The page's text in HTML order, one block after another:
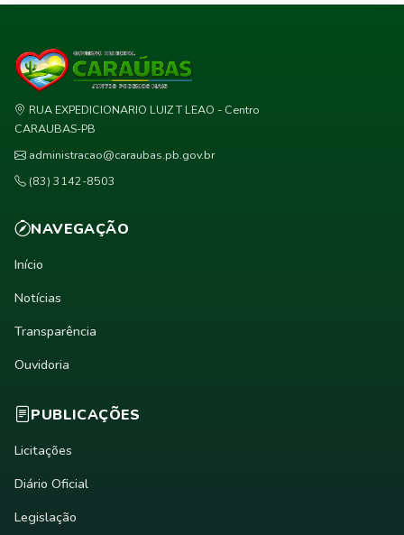
RUA EXPEDICIONARIO LUIZ T LEAO - Centro
CARAUBAS-PB
administracao@caraubas.pb.gov.br
(83) 3142-8503
NAVEGAÇÃO
Início
Notícias
Transparência
Ouvidoria
PUBLICAÇÕES
Licitações
Diário Oficial
Legislação